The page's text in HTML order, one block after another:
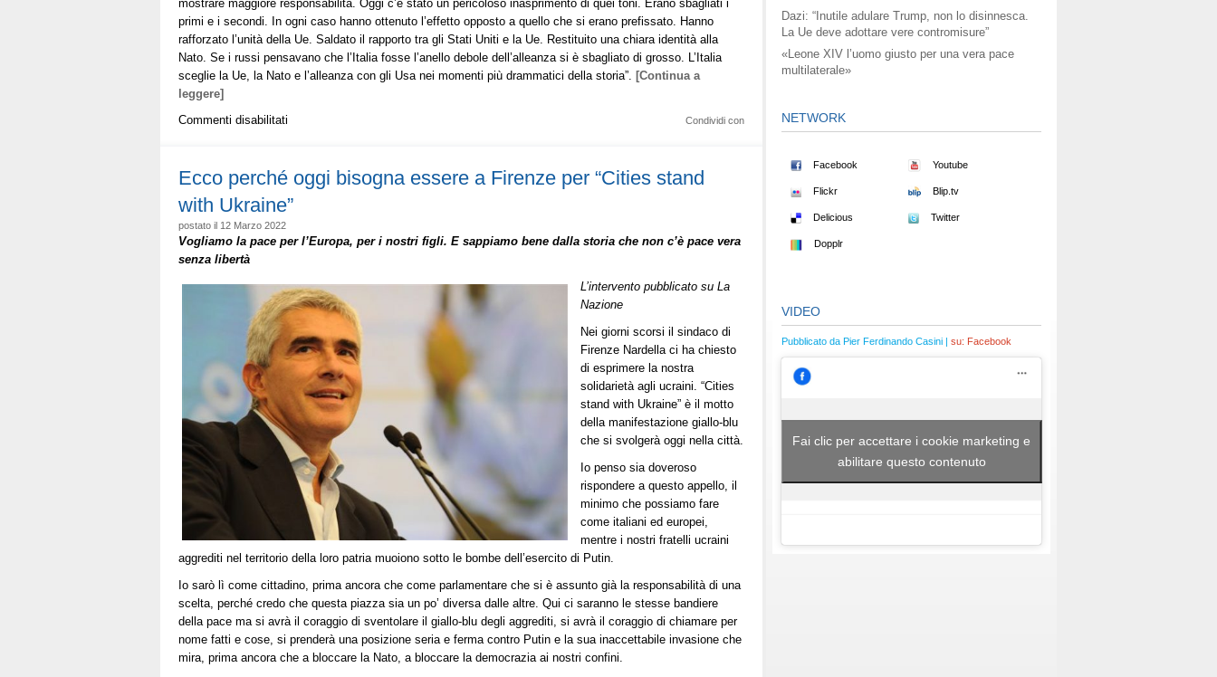
mostrare maggiore responsabilità. Oggi c’è stato un pericoloso inasprimento di quei toni. Erano sbagliati i
primi e i secondi. In ogni caso hanno ottenuto l’effetto opposto a quello che si erano prefissato. Hanno
rafforzato l’unità della Ue. Saldato il rapporto tra gli Stati Uniti e la Ue. Restituito una chiara identità alla
Nato. Se i russi pensavano che l’Italia fosse l’anello debole dell’alleanza si è sbagliato di grosso. L’Italia
sceglie la Ue, la Nato e l’alleanza con gli Usa nei momenti più drammatici della storia”. [Continua a
leggere]
Commenti disabilitati
Qui
non
Ponzio
Pilato
Condividi con
Ecco perché oggi bisogna essere a Firenze per “Cities stand
with Ukraine”
postato il 12 Marzo 2022
Vogliamo la pace per l’Europa, per i nostri figli. E sappiamo bene dalla storia che non c’è pace vera
senza libertà
L’intervento pubblicato su La
Nazione
Nei giorni scorsi il sindaco di
Firenze Nardella ci ha chiesto
di esprimere la nostra
solidarietà agli ucraini. “Cities
stand with Ukraine” è il motto
della manifestazione giallo-blu
che si svolgerà oggi nella città.
Io penso sia doveroso
rispondere a questo appello, il
minimo che possiamo fare
come italiani ed europei,
mentre i nostri fratelli ucraini
aggrediti nel territorio della loro patria muoiono sotto le bombe dell’esercito di Putin.
Io sarò lì come cittadino, prima ancora che come parlamentare che si è assunto già la responsabilità di una
scelta, perché credo che questa piazza sia un po’ diversa dalle altre. Qui ci saranno le stesse bandiere
della pace ma si avrà il coraggio di sventolare il giallo-blu degli aggrediti, si avrà il coraggio di chiamare per
nome fatti e cose, si prenderà una posizione seria e ferma contro Putin e la sua inaccettabile invasione che
mira, prima ancora che a bloccare la Nato, a bloccare la democrazia ai nostri confini.
Dazi: “Inutile adulare Trump, non lo disinnesca.
La Ue deve adottare vere contromisure”
«Leone XIV l’uomo giusto per una vera pace
multilaterale»
NETWORK
Facebook Youtube
Flickr Blip.tv
Delicious Twitter
Dopplr
VIDEO
Pubblicato da Pier Ferdinando Casini | su: Facebook
Fai clic per accettare i cookie marketing e
abilitare questo contenuto